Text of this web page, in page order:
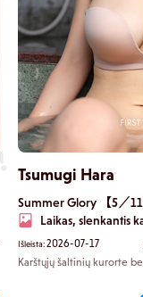
Tsumugi Hara
Summer Glory 【5／11
Laikas, slenkantis
Išleista:2026-07-17
Karštųjų šaltinių kurorte